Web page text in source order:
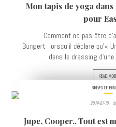
VIEWS
Mon tapis de yoga
pour
Comment ne pas être
Bungert lorsqu'il déclare qu'«
dans le dressing d'une
READ
VIEWS
BRÈVES DE
2014-07-10
Jupe, Cooper.. Tout est